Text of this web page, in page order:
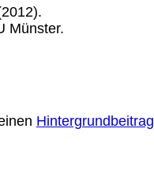
Münster.
Hintergrundbeitrag